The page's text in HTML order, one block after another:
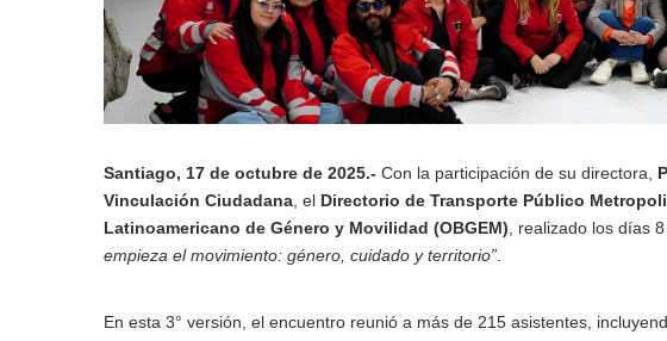
Santiago, 17 de octubre de 2025.- Con la participación de su directora,
Vinculación Ciudadana , el Directorio de Transporte Público
Latinoamericano de Género y Movilidad (OBGEM) , realizado los días
empieza el movimiento: género, cuidado y territorio”
En esta 3° versión, el encuentro reunió a más de 215 asistentes,